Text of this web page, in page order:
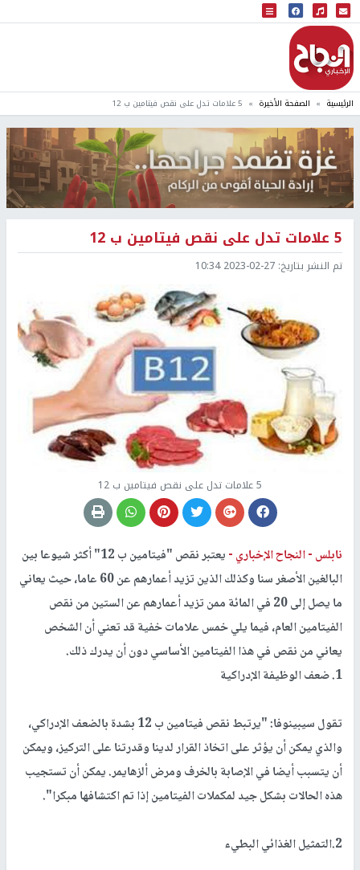
البث المباشر
إذاعة النجاح
الرئيسية الصفحة الأخيرة 5 علامات تدل على نقص فيتامين ب 12
5 علامات تدل على نقص فيتامين ب 12
تم النشر بتاريخ: 2023-02-27 10:34
5 علامات تدل على نقص فيتامين ب 12
نابلس -النجاح الإخباري -
يعتبر نقص "فيتامين ب 12" أكثر شيوعا بين
البالغين الأصغر سنا وكذلك الذين تزيد أعمارهم عن 60 عاما، حيث يعاني
ما يصل إلى 20 في المائة ممن تزيد أعمارهم عن الستين من نقص
الفيتامين العام، فيما يلي خمس علامات خفية قد تعني أن الشخص
يعاني من نقص في هذا الفيتامين الأساسي دون أن يدرك ذلك.
1. ضعف الوظيفة الإدراكية
تقول سيبينوفا: "يرتبط نقص فيتامين ب 12 بشدة بالضعف الإدراكي،
والذي يمكن أن يؤثر على اتخاذ القرار لدينا وقدرتنا على التركيز، ويمكن
أن يتسبب أيضا في الإصابة بالخرف ومرض ألزهايمر. يمكن أن تستجيب
هذه الحالات بشكل جيد لمكملات الفيتامين إذا تم اكتشافها مبكرا".
2.التمثيل الغذائي البطيء